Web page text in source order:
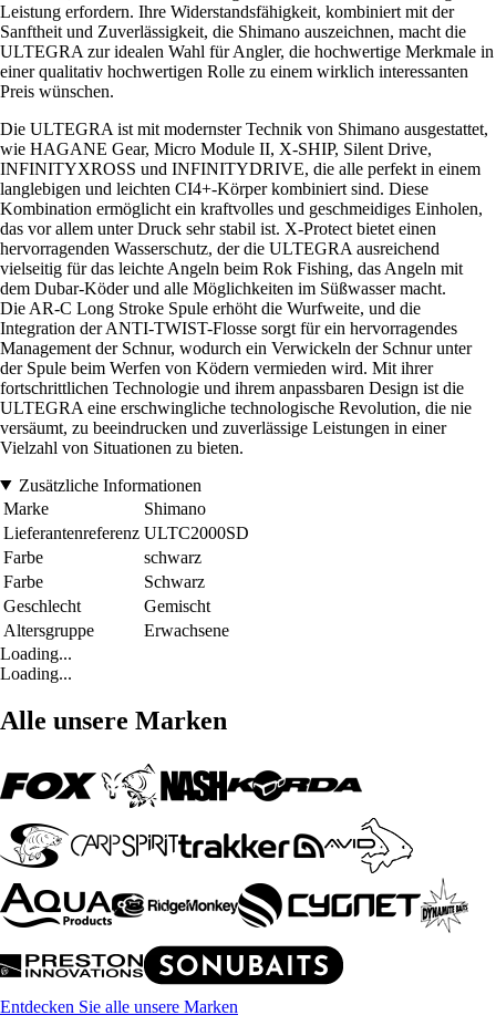
Leistung erfordern. Ihre Widerstandsfähigkeit, kombiniert mit der
Sanftheit und Zuverlässigkeit, die Shimano auszeichnen, macht die
ULTEGRA zur idealen Wahl für Angler, die hochwertige Merkmale in
einer qualitativ hochwertigen Rolle zu einem wirklich interessanten
Preis wünschen.
Die ULTEGRA ist mit modernster Technik von Shimano ausgestattet,
wie HAGANE Gear, Micro Module II, X-SHIP, Silent Drive,
INFINITYXROSS und INFINITYDRIVE, die alle perfekt in einem
langlebigen und leichten CI4+-Körper kombiniert sind. Diese
Kombination ermöglicht ein kraftvolles und geschmeidiges Einholen,
das vor allem unter Druck sehr stabil ist. X-Protect bietet einen
hervorragenden Wasserschutz, der die ULTEGRA ausreichend
vielseitig für das leichte Angeln beim Rok Fishing, das Angeln mit
dem Dubar-Köder und alle Möglichkeiten im Süßwasser macht.
Die AR-C Long Stroke Spule erhöht die Wurfweite, und die
Integration der ANTI-TWIST-Flosse sorgt für ein hervorragendes
Management der Schnur, wodurch ein Verwickeln der Schnur unter
der Spule beim Werfen von Ködern vermieden wird. Mit ihrer
fortschrittlichen Technologie und ihrem anpassbaren Design ist die
ULTEGRA eine erschwingliche technologische Revolution, die nie
versäumt, zu beeindrucken und zuverlässige Leistungen in einer
Vielzahl von Situationen zu bieten.
Zusätzliche Informationen
Marke
Shimano
Lieferantenreferenz ULTC2000SD
Farbe
schwarz
Farbe
Schwarz
Geschlecht
Gemischt
Altersgruppe
Erwachsene
Loading...
Loading...
Alle unsere Marken
Entdecken Sie alle unsere Marken